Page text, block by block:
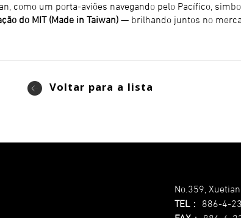
como um porta-aviões navegando pelo Pacífico,
do MIT (Made in Taiwan) — brilhando juntos no
Voltar para a lista
No.359,
TEL： 886-4-